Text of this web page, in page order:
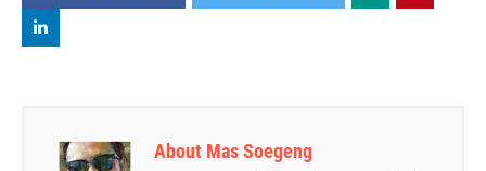
About Mas Soegeng